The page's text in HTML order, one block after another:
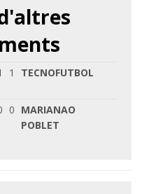
1 TECNOFUTBOL
0 MARIANAO
POBLET